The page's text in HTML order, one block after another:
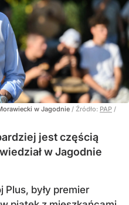
w Jagodnie / Źródło: PAP /
jest częścią
w Jagodnie
Plus, były premier